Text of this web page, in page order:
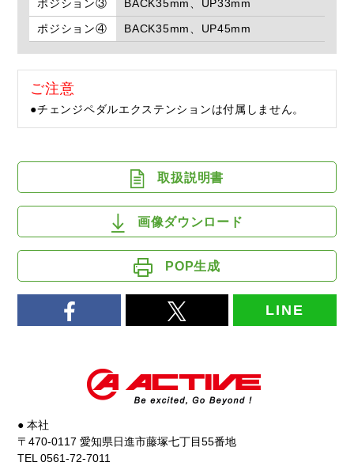
ポジション③
BACK35mm、UP33mm
ポジション④
BACK35mm、UP45mm
ご注意
●チェンジペダルエクステンションは付属しません。
取扱説明書
画像ダウンロード
POP生成
LINE
● 本社
〒470-0117 愛知県日進市藤塚七丁目55番地
TEL 0561-72-7011